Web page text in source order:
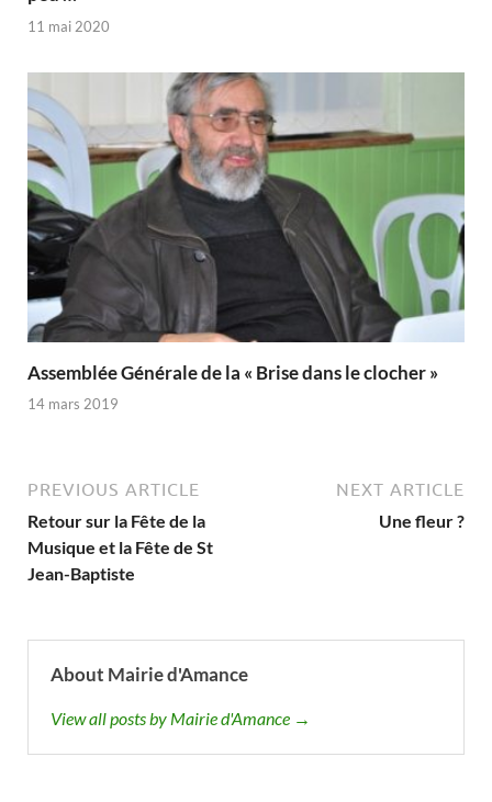
11 mai 2020
Assemblée Générale de la « Brise dans le clocher »
14 mars 2019
PREVIOUS ARTICLE
Retour sur la Fête de la
Musique et la Fête de St
Jean-Baptiste
NEXT ARTICLE
Une fleur ?
About Mairie d'Amance
View all posts by Mairie d'Amance →